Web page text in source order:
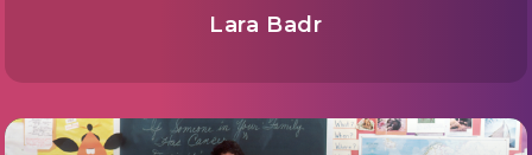
Lara Badr